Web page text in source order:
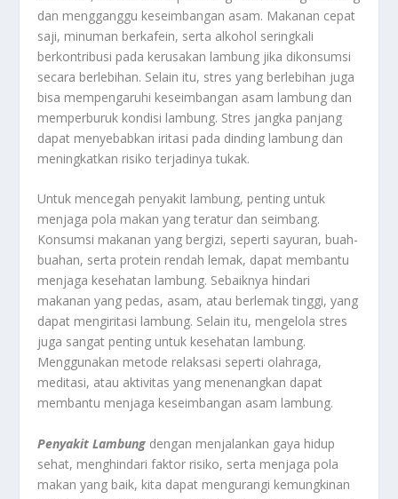
dan mengganggu keseimbangan asam. Makanan cepat
saji, minuman berkafein, serta alkohol seringkali
berkontribusi pada kerusakan lambung jika dikonsumsi
secara berlebihan. Selain itu, stres yang berlebihan juga
bisa mempengaruhi keseimbangan asam lambung dan
memperburuk kondisi lambung. Stres jangka panjang
dapat menyebabkan iritasi pada dinding lambung dan
meningkatkan risiko terjadinya tukak.
Untuk mencegah penyakit lambung, penting untuk
menjaga pola makan yang teratur dan seimbang.
Konsumsi makanan yang bergizi, seperti sayuran, buah-
buahan, serta protein rendah lemak, dapat membantu
menjaga kesehatan lambung. Sebaiknya hindari
makanan yang pedas, asam, atau berlemak tinggi, yang
dapat mengiritasi lambung. Selain itu, mengelola stres
juga sangat penting untuk kesehatan lambung.
Menggunakan metode relaksasi seperti olahraga,
meditasi, atau aktivitas yang menenangkan dapat
membantu menjaga keseimbangan asam lambung.
Penyakit Lambung dengan menjalankan gaya hidup
sehat, menghindari faktor risiko, serta menjaga pola
makan yang baik, kita dapat mengurangi kemungkinan